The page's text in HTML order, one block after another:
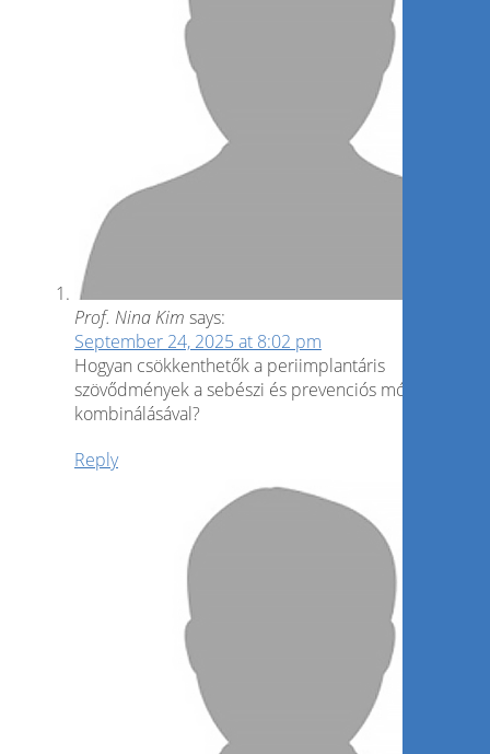
Prof. Nina Kim says:
September 24, 2025 at 8:02 pm
Hogyan csökkenthetők a periimplantáris
szövődmények a sebészi és prevenciós módszerek
kombinálásával?
Reply